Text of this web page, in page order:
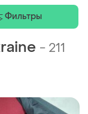
- 211
Фильтры